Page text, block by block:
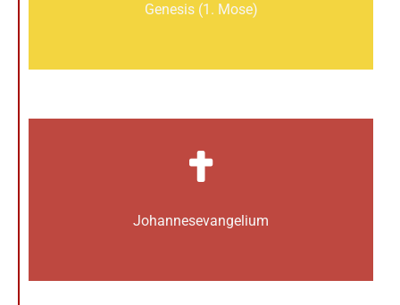
Genesis (1. Mose)
Johannes­­evangelium